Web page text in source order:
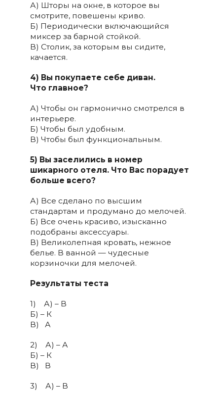
А) Шторы на окне, в которое вы
смотрите, повешены криво.
Б) Периодически включающийся
миксер за барной стойкой.
В) Столик, за которым вы сидите,
качается.
4) Вы покупаете себе диван.
Что главное?
А) Чтобы он гармонично смотрелся в
интерьере.
Б) Чтобы был удобным.
В) Чтобы был функциональным.
5) Вы заселились в номер
шикарного отеля. Что Вас порадует
больше всего?
А) Все сделано по высшим
стандартам и продумано до мелочей.
Б) Все очень красиво, изысканно
подобраны аксессуары.
В) Великолепная кровать, нежное
белье. В ванной — чудесные
корзиночки для мелочей.
Результаты теста
1) А) – В
Б) – К
В) ­ А
2) А) – А
Б) – К
В) ­ В
3) А) – В